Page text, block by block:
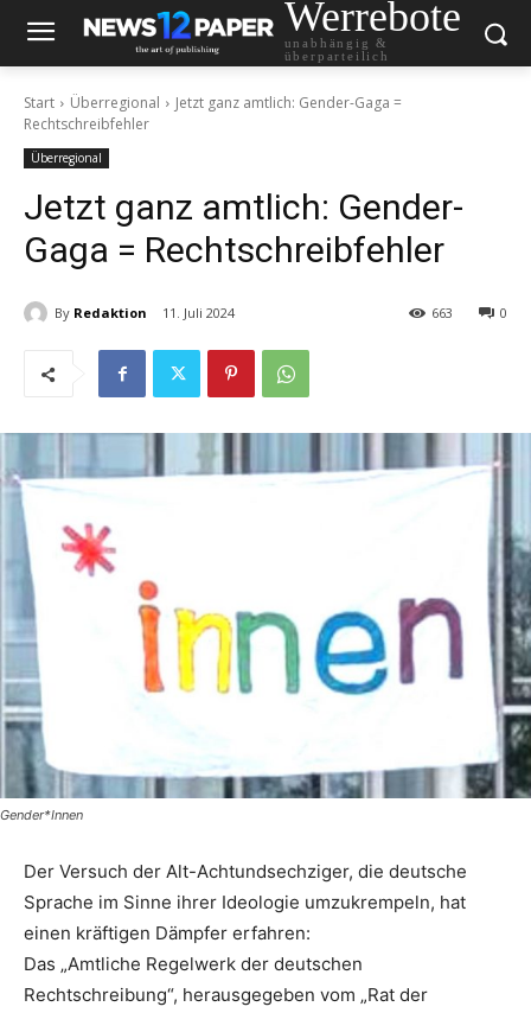
Werrebote
unabhängig &
überparteilich
Start Überregional
Jetzt ganz amtlich: Gender-Gaga =
Rechtschreibfehler
Überregional
Jetzt ganz amtlich: Gender-
Gaga = Rechtschreibfehler
By Redaktion 11. Juli 2024 0
663
Gender*Innen
Der Versuch der Alt-Achtundsechziger, die deutsche
Sprache im Sinne ihrer Ideologie umzukrempeln, hat
einen kräftigen Dämpfer erfahren:
Das „Amtliche Regelwerk der deutschen
Rechtschreibung“, herausgegeben vom „Rat der